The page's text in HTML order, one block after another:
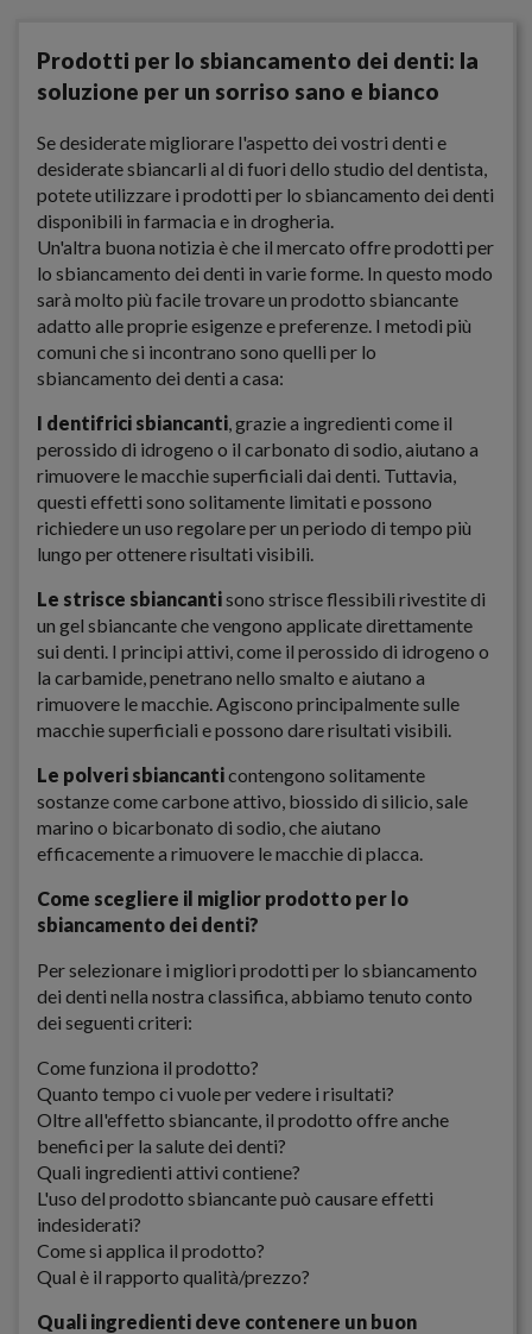
Prodotti per lo sbiancamento dei denti: la
soluzione per un sorriso sano e bianco
Se desiderate migliorare l'aspetto dei vostri denti e
desiderate sbiancarli al di fuori dello studio del dentista,
potete utilizzare i prodotti per lo sbiancamento dei denti
disponibili in farmacia e in drogheria.
Un'altra buona notizia è che il mercato offre prodotti per
lo sbiancamento dei denti in varie forme. In questo modo
sarà molto più facile trovare un prodotto sbiancante
adatto alle proprie esigenze e preferenze. I metodi più
comuni che si incontrano sono quelli per lo
sbiancamento dei denti a casa:
I dentifrici sbiancanti , grazie a ingredienti come il
perossido di idrogeno o il carbonato di sodio, aiutano a
rimuovere le macchie superficiali dai denti. Tuttavia,
questi effetti sono solitamente limitati e possono
richiedere un uso regolare per un periodo di tempo più
lungo per ottenere risultati visibili.
Le strisce sbiancantisono strisce flessibili rivestite di
un gel sbiancante che vengono applicate direttamente
sui denti. I principi attivi, come il perossido di idrogeno o
la carbamide, penetrano nello smalto e aiutano a
rimuovere le macchie. Agiscono principalmente sulle
macchie superficiali e possono dare risultati visibili.
Le polveri sbiancanticontengono solitamente
sostanze come carbone attivo, biossido di silicio, sale
marino o bicarbonato di sodio, che aiutano
efficacemente a rimuovere le macchie di placca.
Come scegliere il miglior prodotto per lo
sbiancamento dei denti?
Per selezionare i migliori prodotti per lo sbiancamento
dei denti nella nostra classifica, abbiamo tenuto conto
dei seguenti criteri:
Come funziona il prodotto?
Quanto tempo ci vuole per vedere i risultati?
Oltre all'effetto sbiancante, il prodotto offre anche
benefici per la salute dei denti?
Quali ingredienti attivi contiene?
L'uso del prodotto sbiancante può causare effetti
indesiderati?
Come si applica il prodotto?
Qual è il rapporto qualità/prezzo?
Quali ingredienti deve contenere un buon